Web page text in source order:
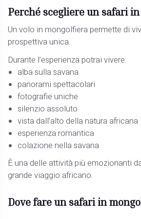
Perché scegliere un safari
Un volo in mongolfiera permette di
prospettiva unica.
Durante l’esperienza potrai vivere:
alba sulla savana
panorami spettacolari
fotografie uniche
silenzio assoluto
vista dall’alto della natura africana
esperienza romantica
colazione nella savana
È una delle attività più emozionanti
grande viaggio africano.
Dove fare un safari in